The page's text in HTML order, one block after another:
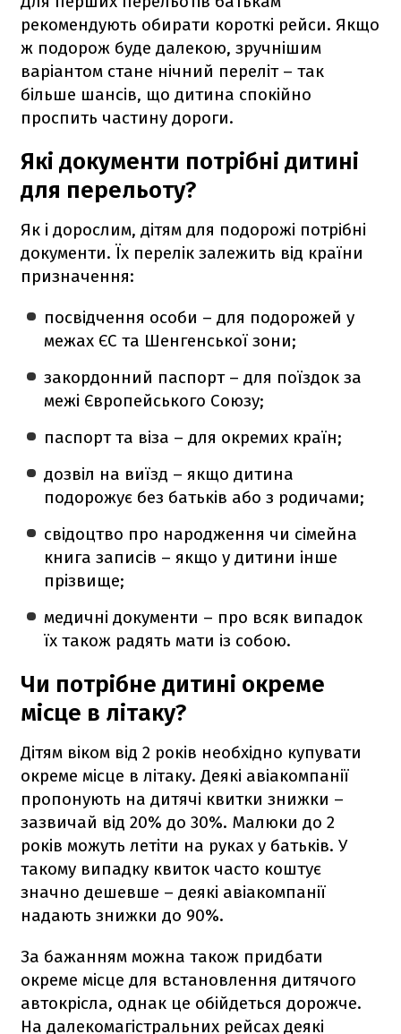
рекомендують обирати короткі рейси. Якщо
ж подорож буде далекою, зручнішим
варіантом стане нічний переліт – так
більше шансів, що дитина спокійно
проспить частину дороги.
Які документи потрібні дитині
для перельоту?
Як і дорослим, дітям для подорожі потрібні
документи. Їх перелік залежить від країни
призначення:
посвідчення особи – для подорожей у
межах ЄС та Шенгенської зони;
закордонний паспорт – для поїздок за
межі Європейського Союзу;
паспорт та віза – для окремих країн;
дозвіл на виїзд – якщо дитина
подорожує без батьків або з родичами;
свідоцтво про народження чи сімейна
книга записів – якщо у дитини інше
прізвище;
медичні документи – про всяк випадок
їх також радять мати із собою.
Чи потрібне дитині окреме
місце в літаку?
Дітям віком від 2 років необхідно купувати
окреме місце в літаку. Деякі авіакомпанії
пропонують на дитячі квитки знижки –
зазвичай від 20% до 30%. Малюки до 2
років можуть летіти на руках у батьків. У
такому випадку квиток часто коштує
значно дешевше – деякі авіакомпанії
надають знижки до 90%.
За бажанням можна також придбати
окреме місце для встановлення дитячого
автокрісла, однак це обійдеться дорожче.
На далекомагістральних рейсах деякі